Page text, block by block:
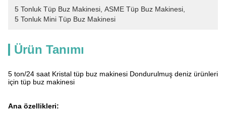
5 Tonluk Tüp Buz Makinesi ASME Tüp Buz Makinesi
5 Tonluk Mini Tüp Buz Makinesi
Ürün Tanımı
5 ton/24 saat Kristal tüp buz makinesi Dondurulmuş deniz ürünleri
için tüp buz makinesi
Ana özellikleri: